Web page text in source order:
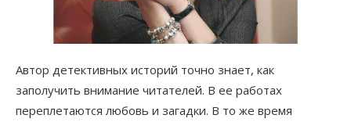
Автор детективных историй точно знает, как
заполучить внимание читателей. В ее работах
переплетаются любовь и загадки. В то же время